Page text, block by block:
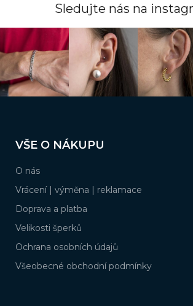
Sledujte nás na
pVŠE O NÁKUPU
O nás
Vrácení | výměna | reklamace
Doprava a platba
Velikosti šperků
Ochrana osobních údajů
Všeobecné obchodní podmínky